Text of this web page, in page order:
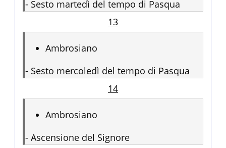
- Sesto martedì del tempo di Pasqua
13
Ambrosiano
- Sesto mercoledì del tempo di Pasqua
14
Ambrosiano
- Ascensione del Signore